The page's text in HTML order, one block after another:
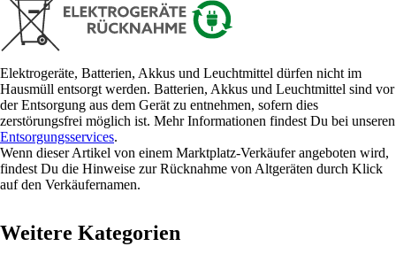
Elektrogeräte, Batterien, Akkus und Leuchtmittel dürfen nicht im
Hausmüll entsorgt werden. Batterien, Akkus und Leuchtmittel sind vor
der Entsorgung aus dem Gerät zu entnehmen, sofern dies
zerstörungsfrei möglich ist. Mehr Informationen findest Du bei unseren
Entsorgungsservices.
Wenn dieser Artikel von einem Marktplatz-Verkäufer angeboten wird,
findest Du die Hinweise zur Rücknahme von Altgeräten durch Klick
auf den Verkäufernamen.
Weitere Kategorien